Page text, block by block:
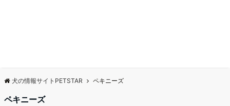
犬の情報サイトPETSTAR ペキニーズ
ペキニーズ